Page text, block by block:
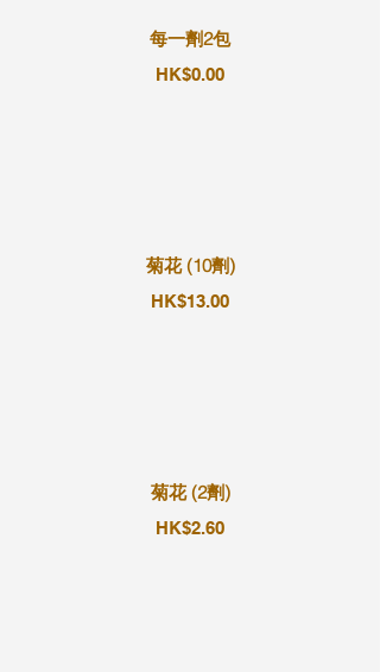
每一劑2包
HK$0.00
菊花 (10劑)
HK$13.00
菊花 (2劑)
HK$2.60